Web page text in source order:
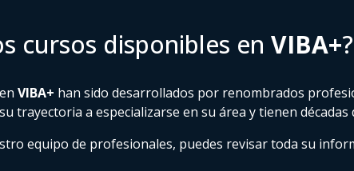
cursos disponibles en VIBA+?
VIBA+ han sido desarrollados por renombrados
trayectoria a especializarse en su área y tienen
equipo de profesionales, puedes revisar toda su